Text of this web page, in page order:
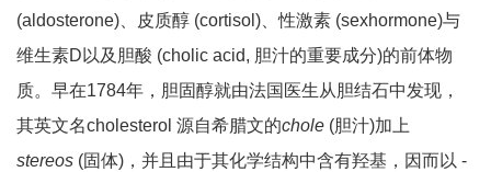
(aldosterone)、皮质醇 (cortisol)、性激素 (sexhormone)与
维生素D以及胆酸 (cholic acid, 胆汁的重要成分)的前体物
质。早在1784年，胆固醇就由法国医生从胆结石中发现，
其英文名cholesterol 源自希腊文的chole (胆汁)加上
stereos (固体)，并且由于其化学结构中含有羟基，因而以 -